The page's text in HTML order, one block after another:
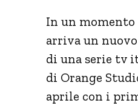
In un momento
arriva un
di una serie tv
di Orange
aprile con i